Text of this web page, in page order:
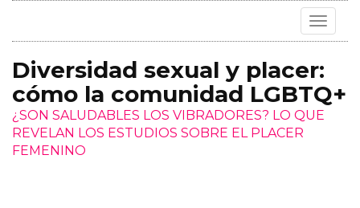
Toggle
Diversidad sexual y placer:
cómo la comunidad LGBTQ+
¿SON SALUDABLES LOS VIBRADORES? LO QUE
REVELAN LOS ESTUDIOS SOBRE EL PLACER